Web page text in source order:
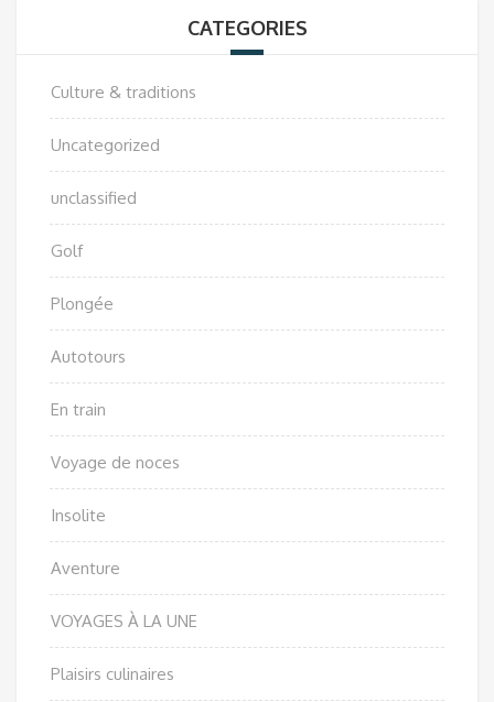
CATEGORIES
Culture & traditions
Uncategorized
unclassified
Golf
Plongée
Autotours
En train
Voyage de noces
Insolite
Aventure
VOYAGES À LA UNE
Plaisirs culinaires